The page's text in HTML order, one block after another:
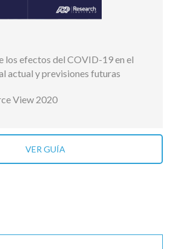
los efectos del COVID-19 en el
actual y previsiones futuras
View 2020
VER GUÍA